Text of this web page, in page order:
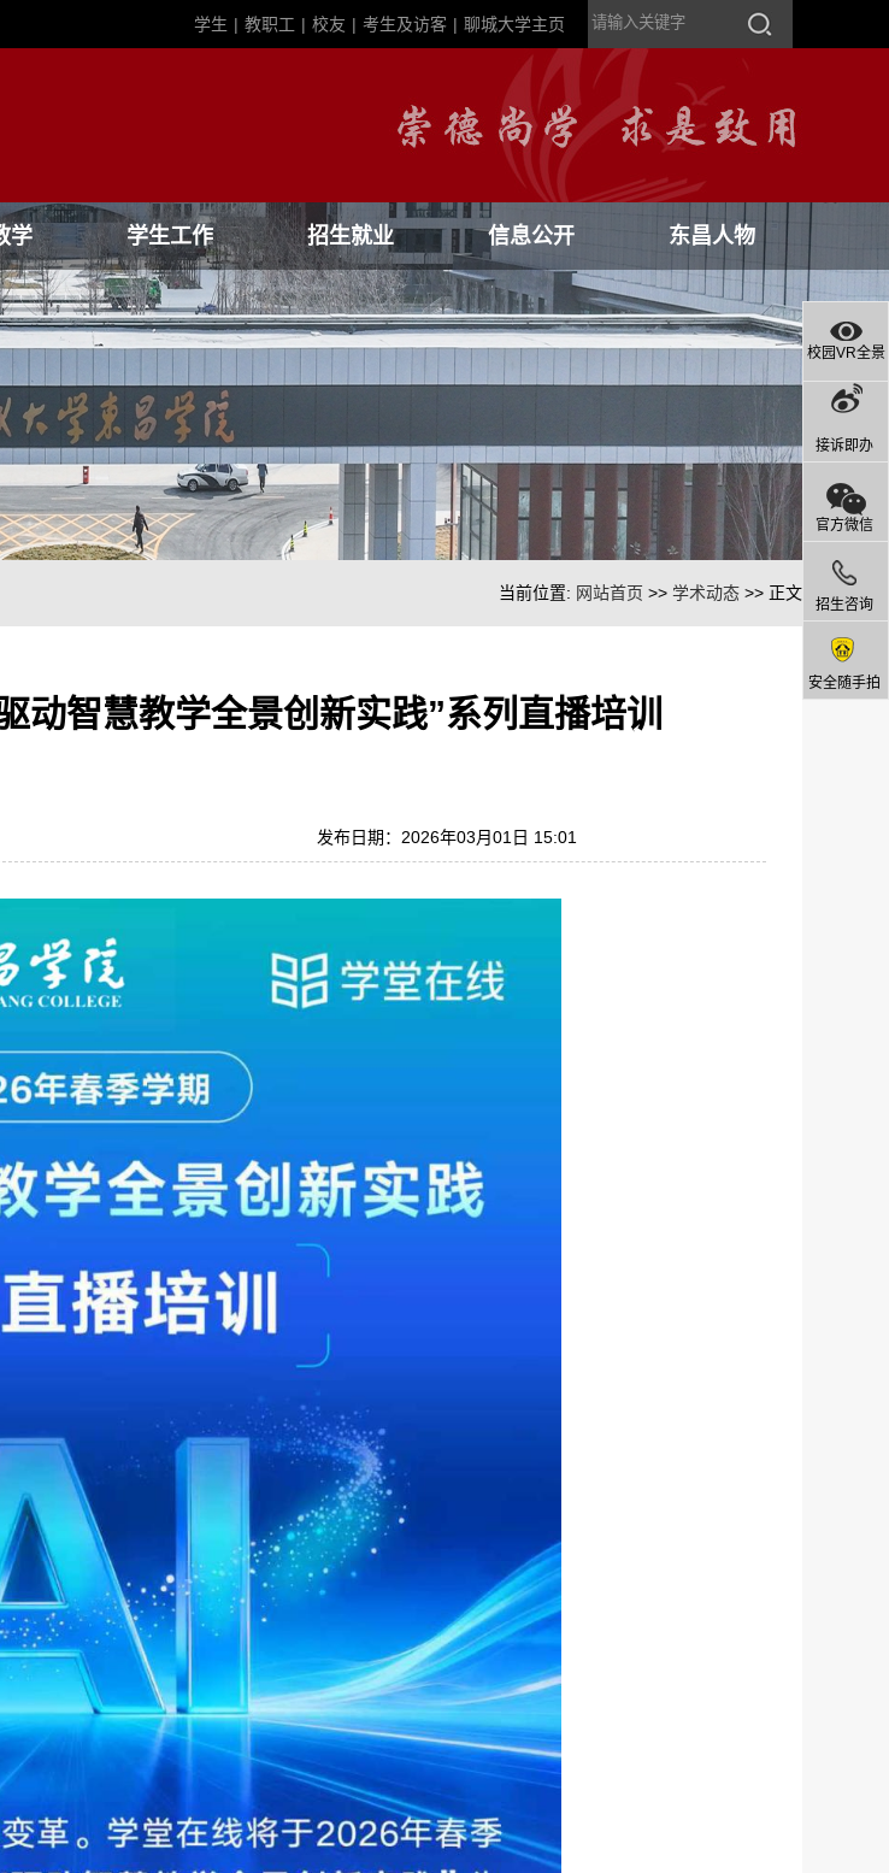
学生 | 教职工 | 校友 | 考生及访客 | 聊城大学主页
学 学生工作 招生就业 信息公开 东昌人物
当前位置: 网站首页 >> 学术动态 >> 正文
动智慧教学全景创新实践”系列直播培训
发布日期：2026年03月01日 15:01
校园VR全景
接诉即办
官方微信
招生咨询
安全随手拍